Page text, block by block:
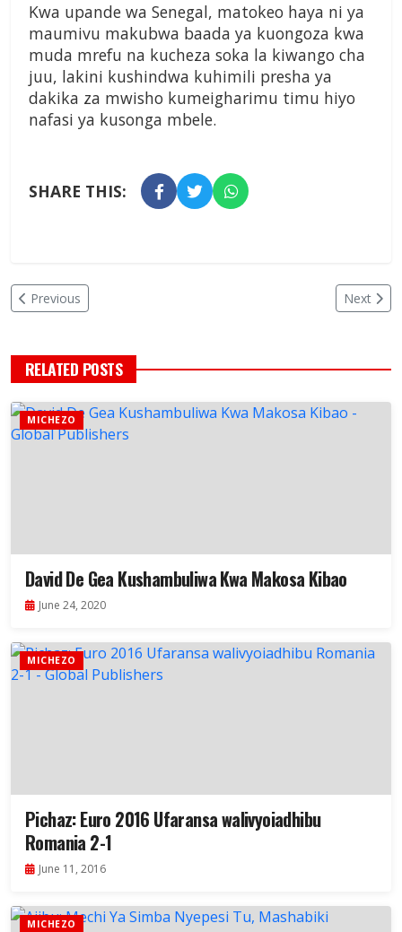
Kwa upande wa Senegal, matokeo haya ni ya
maumivu makubwa baada ya kuongoza kwa
muda mrefu na kucheza soka la kiwango cha
juu, lakini kushindwa kuhimili presha ya
dakika za mwisho kumeigharimu timu hiyo
nafasi ya kusonga mbele.
SHARE THIS:
Previous Next
RELATED POSTS
MICHEZO
David De Gea Kushambuliwa Kwa Makosa Kibao
June 24, 2020
MICHEZO
Pichaz: Euro 2016 Ufaransa walivyoiadhibu
Romania 2-1
June 11, 2016
MICHEZO